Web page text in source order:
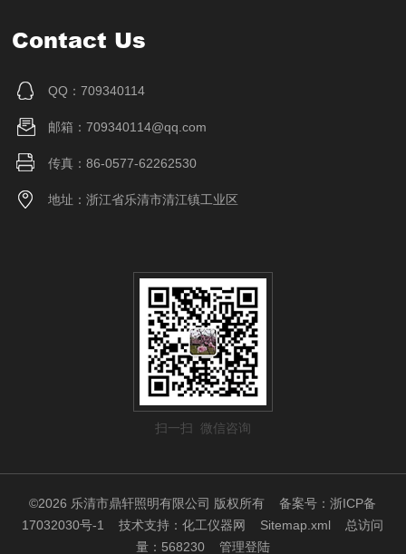
Contact Us
QQ：709340114
邮箱：709340114@qq.com
传真：86-0577-62262530
地址：浙江省乐清市清江镇工业区
扫一扫 微信咨询
©2026 乐清市鼎轩照明有限公司 版权所有备案号：浙ICP备
17032030号-1
技术支持：化工仪器网 Sitemap.xml 总访问
量：568230 管理登陆